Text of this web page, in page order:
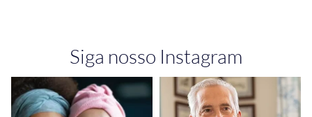
Siga nosso Instagram